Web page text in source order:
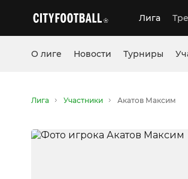
Лига
О лиге Новости Турниры
Лига Участники Акатов Максим